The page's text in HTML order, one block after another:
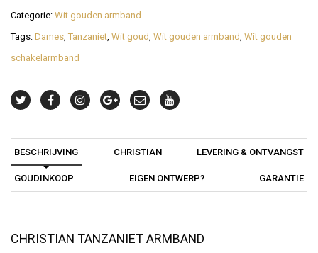
Categorie: Wit gouden armband
Tags: Dames Tanzaniet Wit goud Wit gouden armband Wit gouden
schakelarmband
BESCHRIJVING CHRISTIAN LEVERING & ONTVANGST
GOUDINKOOP EIGEN ONTWERP? GARANTIE
CHRISTIAN TANZANIET ARMBAND